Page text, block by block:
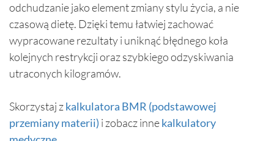
odchudzanie jako element zmiany stylu życia, a nie
czasową dietę. Dzięki temu łatwiej zachować
wypracowane rezultaty i uniknąć błędnego koła
kolejnych restrykcji oraz szybkiego odzyskiwania
utraconych kilogramów.
Skorzystaj zkalkulatora BMR (podstawowej
przemiany materii) i zobacz innekalkulatory